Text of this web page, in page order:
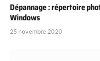
Dépannage : répertoire
Windows
25 novembre 2020